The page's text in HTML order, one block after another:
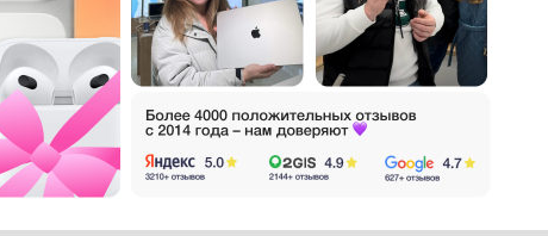
₽ за
лояльности